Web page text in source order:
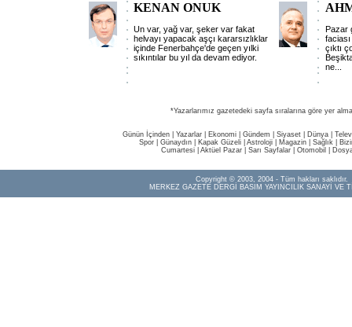
KENAN ONUK
Un var, yağ var, şeker var fakat
helvayı yapacak aşçı kararsızlıklar
içinde Fenerbahçe'de geçen yılki
sıkıntılar bu yıl da devam ediyor.
Pazar
çıktı
ne
*Yazarlarımız gazetedeki sayfa sıralarına göre yer
Günün İçinden Yazarlar Ekonomi Gündem Siyaset Dünya |
Spor
Günaydın Kapak Güzeli Astroloji Magazin Sağlık
Cumartesi| Aktüel Pazar| Sarı Sayfalar| Otomobil
Copyright © 2003, 2004 - Tüm hakları saklıdır.
MERKEZ GAZETE DERGİ BASIM YAYINCILIK SANAYİ VE